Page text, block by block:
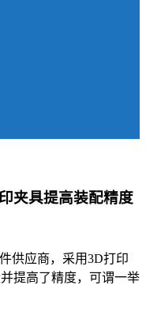
夹具提高装配精度
供应商，采用3D打印
提高了精度，可谓一举